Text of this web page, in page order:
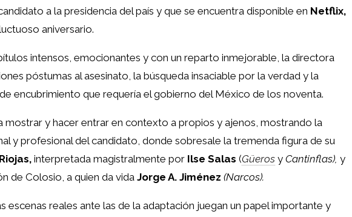
a la presidencia del país y que se encuentra disponible en Netflix,
aniversario.
intensos, emocionantes y con un reparto inmejorable, la directora
póstumas al asesinato, la búsqueda insaciable por la verdad y la
encubrimiento que requería el gobierno del México de los noventa.
mostrar y hacer entrar en contexto a propios y ajenos, mostrando la
y profesional del candidato, donde sobresale la tremenda figura de su
interpretada magistralmente por Ilse Salas (Güeros y Cantinflas), y
de Colosio, a quien da vida Jorge A. Jiménez (Narcos).
escenas reales ante las de la adaptación juegan un papel importante y